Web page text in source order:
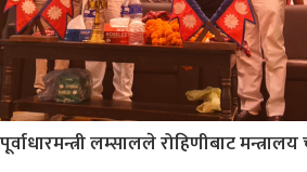
पूर्वाधारमन्त्री लम्सालले रोहिणीबाट